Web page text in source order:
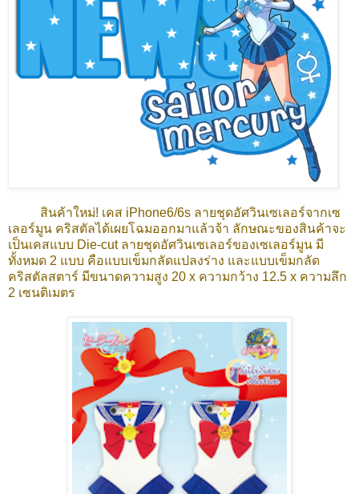
สินค้าใหม่! เคส iPhone6/6s ลายชุดอัศวินเซเลอร์จากเซ
เลอร์มูน คริสตัลได้เผยโฉมออกมาแล้วจ้า ลักษณะของสินค้าจะ
เป็นเคสแบบ Die-cut ลายชุดอัศวินเซเลอร์ของเซเลอร์มูน มี
ทั้งหมด 2 แบบ คือแบบเข็มกลัดแปลงร่าง และแบบเข็มกลัด
คริสตัลสตาร์ มีขนาดความสูง 20 x ความกว้าง 12.5 x ความลึก
2 เซนติเมตร